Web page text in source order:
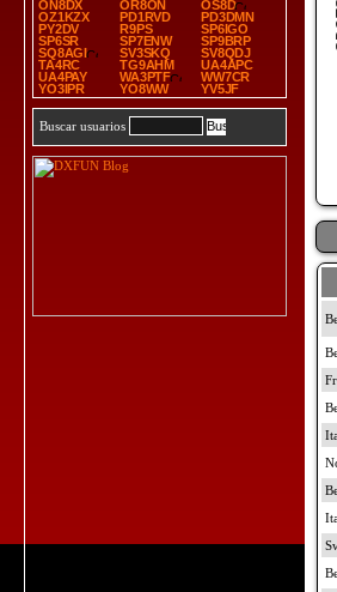
ON8DX
OR8ON
OS8D
OZ1KZX
PD1RVD
PD3DMN
PY2DV
R9PS
SP6IGO
SP6SR
SP7ENW
SP9BRP
SQ8AGI
SV3SKQ
SV8QDJ
TA4RC
TG9AHM
UA4APC
UA4PAY
WA3PTF
WW7CR
YO3IPR
YO8WW YV5JF
Buscar usuarios